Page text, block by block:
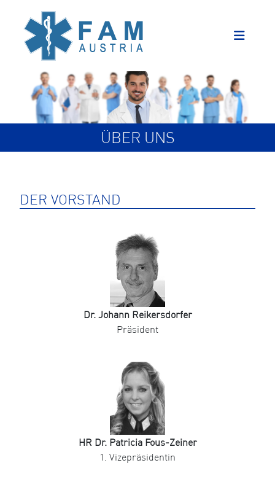
ÜBER UNS
DER VORSTAND
Dr. Johann Reikersdorfer
Präsident
HR Dr. Patricia Fous-Zeiner
1. Vizepräsidentin